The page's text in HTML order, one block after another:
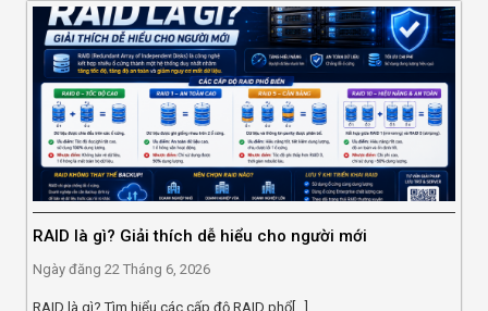
RAID là gì? Giải thích dễ hiểu cho người mới
Ngày đăng 22 Tháng 6, 2026
RAID là gì? Tìm hiểu các cấp độ RAID phổ[...]